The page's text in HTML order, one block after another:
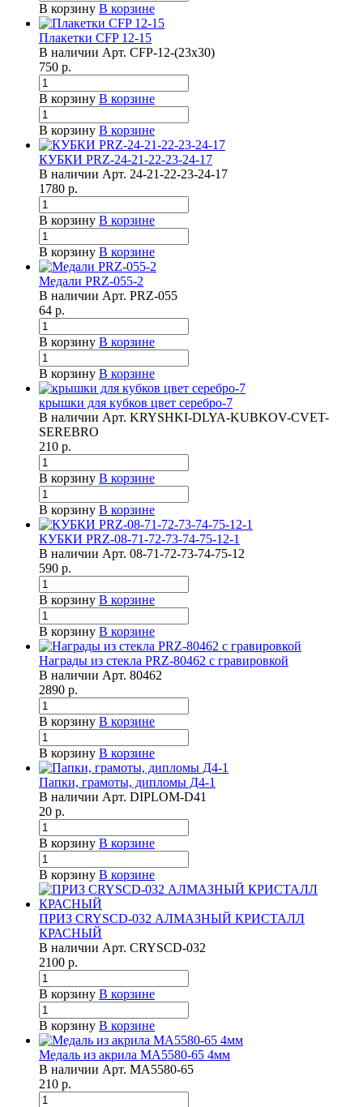
В корзину В корзине
Плакетки CFP 12-15
В наличии Арт. CFP-12-(23х30)
750 р.
В корзину В корзине
В корзину В корзине
КУБКИ PRZ-24-21-22-23-24-17
В наличии Арт. 24-21-22-23-24-17
1780 р.
В корзину В корзине
В корзину В корзине
Медали PRZ-055-2
В наличии Арт. PRZ-055
64 р.
В корзину В корзине
В корзину В корзине
крышки для кубков цвет серебро-7
В наличии Арт. KRYSHKI-DLYA-KUBKOV-CVET-
SEREBRO
210 р.
В корзину В корзине
В корзину В корзине
КУБКИ PRZ-08-71-72-73-74-75-12-1
В наличии Арт. 08-71-72-73-74-75-12
590 р.
В корзину В корзине
В корзину В корзине
Награды из стекла PRZ-80462 с гравировкой
В наличии Арт. 80462
2890 р.
В корзину В корзине
В корзину В корзине
Папки, грамоты, дипломы Д4-1
В наличии Арт. DIPLOM-D41
20 р.
В корзину В корзине
В корзину В корзине
ПРИЗ CRYSCD-032 АЛМАЗНЫЙ КРИСТАЛЛ
КРАСНЫЙ
В наличии Арт. CRYSCD-032
2100 р.
В корзину В корзине
В корзину В корзине
Медаль из акрила МА5580-65 4мм
В наличии Арт. МА5580-65
210 р.